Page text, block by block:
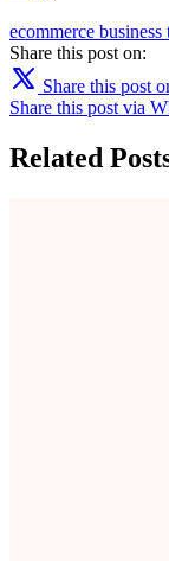
ecommerce business
Share this post on:
Share this post
Share this post via
Related